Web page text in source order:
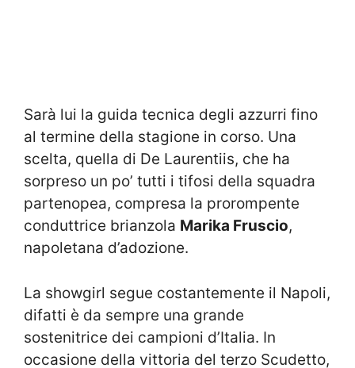
Sarà lui la guida tecnica degli azzurri fino
al termine della stagione in corso. Una
scelta, quella di De Laurentiis, che ha
sorpreso un po’ tutti i tifosi della squadra
partenopea, compresa la prorompente
conduttrice brianzola Marika Fruscio,
napoletana d’adozione.
La showgirl segue costantemente il Napoli,
difatti è da sempre una grande
sostenitrice dei campioni d’Italia. In
occasione della vittoria del terzo Scudetto,